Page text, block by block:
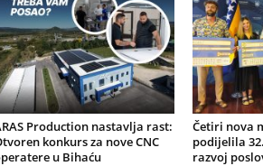
Production nastavlja rast:
konkurs za nove CNC
u Bihaću
Četiri nova
podijelila
razvoj